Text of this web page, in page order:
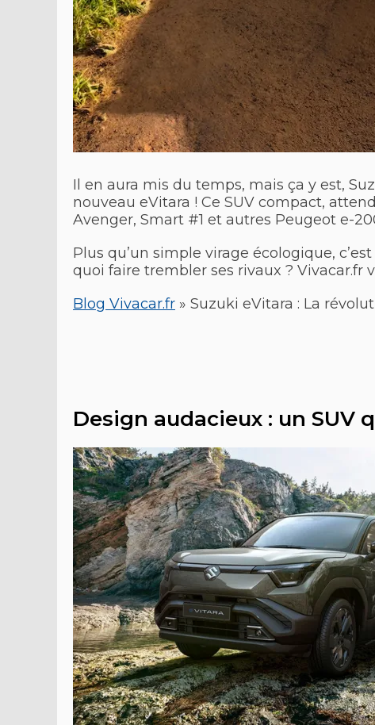
Il en aura mis du temps, mais ça y est,
nouveau eVitara ! Ce SUV compact,
Avenger, Smart #1 et autres Peugeot e-
Plus qu’un simple virage écologique,
quoi faire trembler ses rivaux ? Vivacar.fr
Blog Vivacar.fr » Suzuki eVitara : La
Design audacieux : un SUV